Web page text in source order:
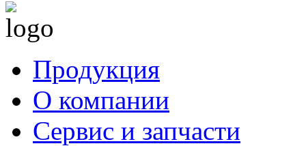
Продукция
О компании
Сервис и запчасти